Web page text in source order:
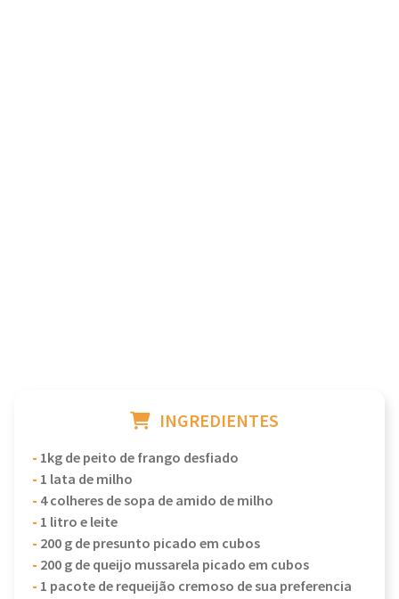
INGREDIENTES
- 1kg de peito de frango desfiado
- 1 lata de milho
- 4 colheres de sopa de amido de milho
- 1 litro e leite
- 200 g de presunto picado em cubos
- 200 g de queijo mussarela picado em cubos
- 1 pacote de requeijão cremoso de sua preferencia